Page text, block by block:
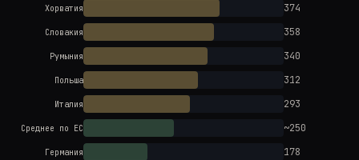
Хорватия 374
Словакия 358
Румыния 340
Польша 312
Италия 293
Среднее по ЕС ~250
Германия 178